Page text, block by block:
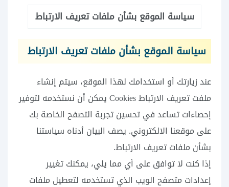
سياسة الموقع بشأن ملفات تعريف الارتباط
سياسة الموقع بشأن ملفات تعريف الارتباط
عند زيارتك أو استخدامك لهذا الموقع، سيتم إنشاء
ملفت تعريف الارتباط Cookies يمكن أن نستخدمه لتوفير
إحصاءات تساعد في تحسين تجربة التصفح الخاصة بك
على موقعنا الالكتروني. يصف البيان أدناه سياستنا
بشأن ملفات تعريف الارتباط.
إذا كنت لا توافق على أي مما يلي، يمكنك تغيير
إعدادات متصفح الويب الذي تستخدمه لتعطيل ملفات